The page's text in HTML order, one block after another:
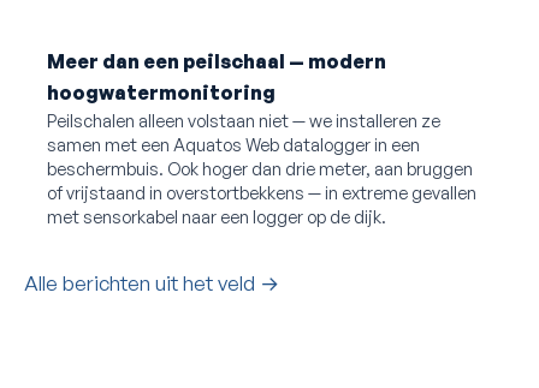
Meer dan een peilschaal — modern
hoogwatermonitoring
Peilschalen alleen volstaan niet — we installeren ze
samen met een Aquatos Web datalogger in een
beschermbuis. Ook hoger dan drie meter, aan bruggen
of vrijstaand in overstortbekkens — in extreme gevallen
met sensorkabel naar een logger op de dijk.
Alle berichten uit het veld →